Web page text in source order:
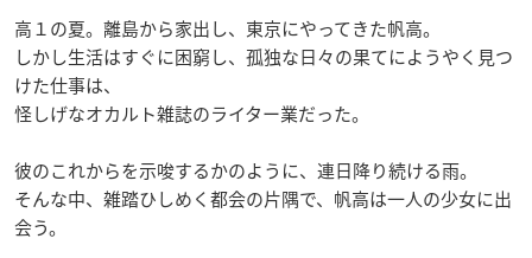
高１の夏。離島から家出し、東京にやってきた帆高。
しかし生活はすぐに困窮し、孤独な日々の果てにようやく見つ
けた仕事は、
怪しげなオカルト雑誌のライター業だった。
彼のこれからを示唆するかのように、連日降り続ける雨。
そんな中、雑踏ひしめく都会の片隅で、帆高は一人の少女に出
会う。